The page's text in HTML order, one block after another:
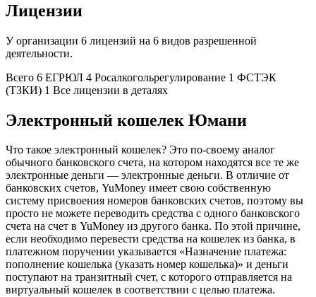
Лицензии
У организации 6 лицензий на 6 видов разрешенной
деятельности.
Всего 6 ЕГРЮЛ 4 Росалкогольрегулирование 1 ФСТЭК
(ТЗКИ) 1 Все лицензии в деталях
Электронный кошелек Юмани
Что такое электронный кошелек? Это по-своему аналог
обычного банковского счета, на котором находятся все те же
электронные деньги — электронные деньги. В отличие от
банковских счетов, YuMoney имеет свою собственную
систему присвоения номеров банковских счетов, поэтому вы
просто не можете переводить средства с одного банковского
счета на счет в YuMoney из другого банка. По этой причине,
если необходимо перевести средства на кошелек из банка, в
платежном поручении указывается «Назначение платежа:
пополнение кошелька (указать номер кошелька)» и деньги
поступают на транзитный счет, с которого отправляется на
виртуальный кошелек в соответствии с целью платежа.